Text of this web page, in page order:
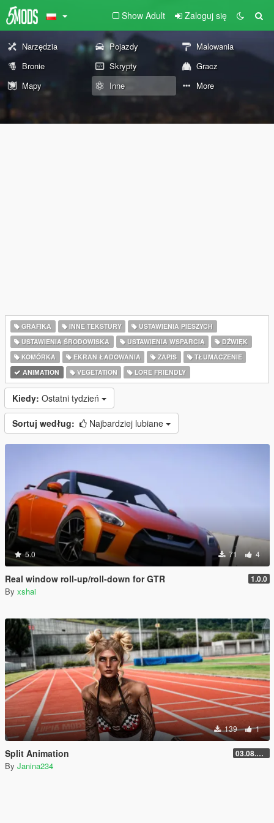
Show Adult Zaloguj się
Narzędzia Pojazdy
Malowania
Bronie
Skrypty
Gracz
Mapy
Inne More
GRAFIKA INNE TEKSTURY
USTAWIENIA PIESZYCH
USTAWIENIA ŚRODOWISKA
USTAWIENIA WSPARCIA
DŹWIĘK
KOMÓRKA
EKRAN ŁADOWANIA ZAPIS
TŁUMACZENIE
ANIMATION
VEGETATION LORE FRIENDLY
Kiedy: Ostatni tydzień
Sortuj według: Najbardziej lubiane
5.0 71 4
Real window roll‑up/roll‑down for GTR 1.0.0
By xshai
139 1
Split Animation 03.08.2026
By Janina234